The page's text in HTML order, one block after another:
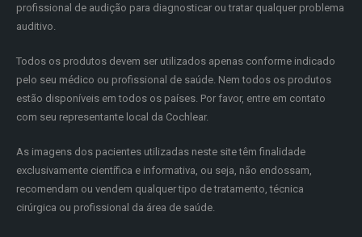
profissional de audição para diagnosticar ou tratar qualquer problema
auditivo.
Todos os produtos devem ser utilizados apenas conforme indicado
pelo seu médico ou profissional de saúde. Nem todos os produtos
estão disponíveis em todos os países. Por favor, entre em contato
com seu representante local da Cochlear.
As imagens dos pacientes utilizadas neste site têm finalidade
exclusivamente científica e informativa, ou seja, não endossam,
recomendam ou vendem qualquer tipo de tratamento, técnica
cirúrgica ou profissional da área de saúde.